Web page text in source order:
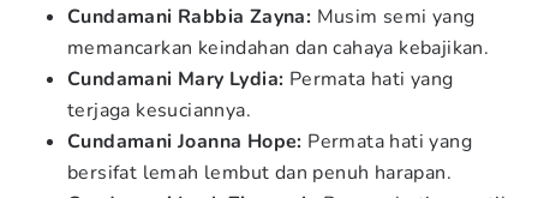
Cundamani Rabbia Zayna: Musim semi yang
memancarkan keindahan dan cahaya kebajikan.
Cundamani Mary Lydia: Permata hati yang
terjaga kesuciannya.
Cundamani Joanna Hope: Permata hati yang
bersifat lemah lembut dan penuh harapan.